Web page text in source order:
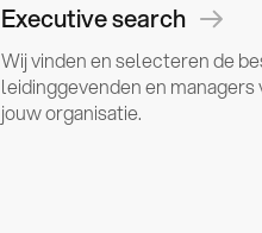
Executive search
Wij vinden en selecteren de
leidinggevenden en managers
jouw organisatie.